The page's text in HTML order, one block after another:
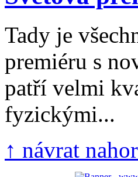
Tady je
premiéru s
patří velmi
fyzickými...
↑ návrat